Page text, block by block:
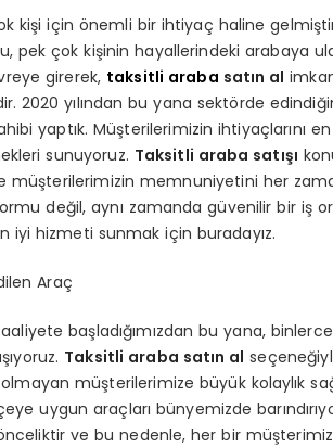
kişi için önemli bir ihtiyaç haline
pek çok kişinin hayallerindeki arabaya
girerek, taksitli araba satın al
2020 yılından bu yana sektörde
yaptık. Müşterilerimizin ihtiyaçlarını
sunuyoruz. Taksitli araba satışı
memnuniyetini her
değil, aynı zamanda güvenilir bir iş
iyi hizmeti sunmak için buradayız.
Araç
başladığımızdan bu yana,
Taksitli araba satın al
müşterilerimize büyük kolaylık
uygun araçları bünyemizde
ve bu nedenle, her bir